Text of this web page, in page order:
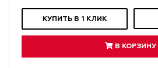
КУПИТЬ В 1 КЛИК
В КОРЗИНУ